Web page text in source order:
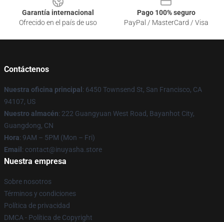
Garantía internacional
Ofrecido en el país de uso
Pago 100% seguro
PayPal / MasterCard / Visa
Contáctenos
Nuestra oficina principal : 6450 Townsend St, San Francisco, CA
94107, US
Nuestro almacén: 222 Guangyuan West Road, Bayanhot City,
Guangdong, CN
Hora: 9AM – 5PM (Mon – Fri)
Email : contact@inuyasha.store
Nuestra empresa
Sobre nosotros
Términos y condiciones
Política de privacidad
DMCA - Política de Copyright